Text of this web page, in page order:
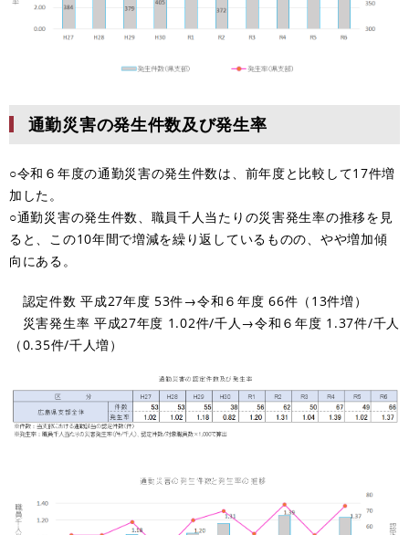
通勤災害の発生件数及び発生率
○令和６年度の通勤災害の発生件数は、前年度と比較して17件増
加した。
○通勤災害の発生件数、職員千人当たりの災害発生率の推移を見
ると、この10年間で増減を繰り返しているものの、やや増加傾
向にある。
認定件数 平成27年度 53件→令和６年度 66件（13件増）
災害発生率 平成27年度 1.02件/千人→令和６年度 1.37件/千人
（0.35件/千人増）